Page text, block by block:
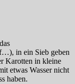
in ein Sieb geben
Karotten in kleine
etwas Wasser nicht
haben.